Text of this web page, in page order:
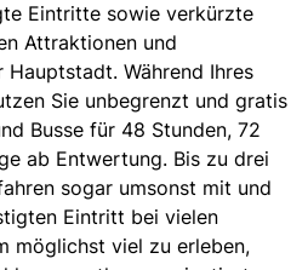
Eintritte sowie verkürzte
Attraktionen und
Während Ihres
Sie unbegrenzt und gratis
Busse für 48 Stunden, 72
ab Entwertung. Bis zu drei
sogar umsonst mit und
Eintritt bei vielen
möglichst viel zu erleben,